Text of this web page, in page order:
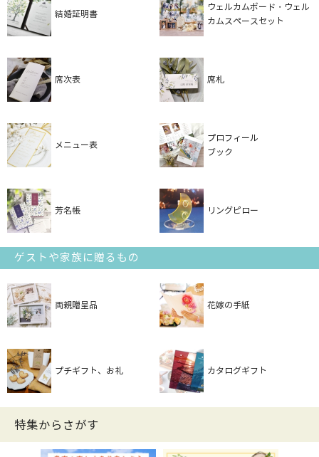
結婚証明書
ウェルカムボード・ウェル
カムスペースセット
席次表 席札
メニュー表
プロフィール
ブック
芳名帳 リングピロー
ゲストや家族に贈るもの
両親贈呈品 花嫁の手紙
プチギフト、お礼 カタログギフト
特集からさがす